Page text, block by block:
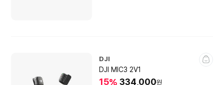
DJI
DJI MIC3 2V1
15% 334,000원